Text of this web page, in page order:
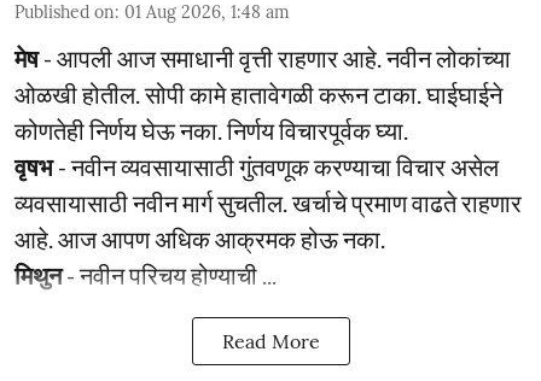
Published on: 01 Aug 2026, 1:48 am
मेष- आपली आज समाधानी वृत्ती राहणार आहे. नवीन लोकांच्या
ओळखी होतील. सोपी कामे हातावेगळी करून टाका. घाईघाईने
कोणतेही निर्णय घेऊ नका. निर्णय विचारपूर्वक घ्या.
वृषभ- नवीन व्यवसायासाठी गुंतवणूक करण्याचा विचार असेल
व्यवसायासाठी नवीन मार्ग सुचतील. खर्चाचे प्रमाण वाढते राहणार
आहे. आज आपण अधिक आक्रमक होऊ नका.
मिथुन- नवीन परिचय होण्याची ...
Read More